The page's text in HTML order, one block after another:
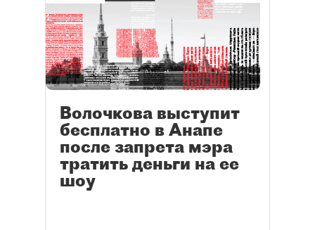
Волочкова выступит
бесплатно в Анапе
после запрета мэра
тратить деньги на ее
шоу